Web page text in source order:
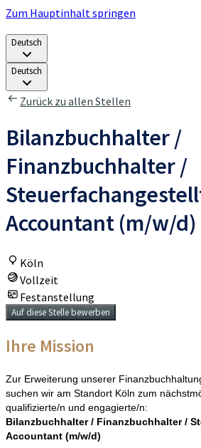
Zum Hauptinhalt springen
Deutsch
Deutsch
Zurück zu allen Stellen
Bilanzbuchhalter /
Finanzbuchhalter /
Accountant (m/w/d)
Köln
Vollzeit
Festanstellung
Auf diese Stelle bewerben
Ihre Mission
Zur Erweiterung unserer
suchen wir am Standort Köln zum
qualifizierte/n und engagierte/n:
Bilanzbuchhalter / Finanzbuchhalter /
Accountant (m/w/d)